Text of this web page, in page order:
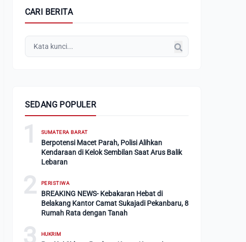
CARI BERITA
SEDANG POPULER
1 SUMATERA BARAT
Berpotensi Macet Parah, Polisi Alihkan
Kendaraan di Kelok Sembilan Saat Arus Balik
Lebaran
2 PERISTIWA
BREAKING NEWS- Kebakaran Hebat di
Belakang Kantor Camat Sukajadi Pekanbaru, 8
Rumah Rata dengan Tanah
3 HUKRIM